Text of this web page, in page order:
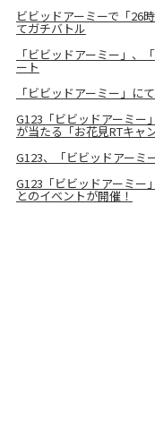
ビビッドアーミーで「26
てガチバトル
「ビビッドアーミー」
ート
「ビビッドアーミー」に
G123「ビビッドアーミー
が当たる「お花見RTキャ
G123、「ビビッドアーミ
G123「ビビッドアーミー
とのイベントが開催！